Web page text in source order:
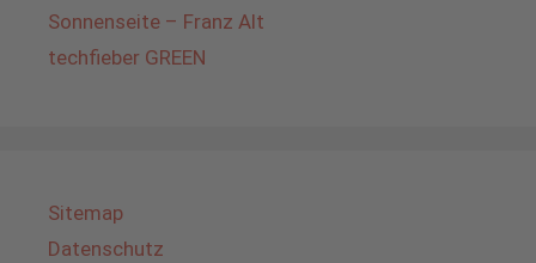
Sonnenseite – Franz Alt
techfieber GREEN
Sitemap
Datenschutz